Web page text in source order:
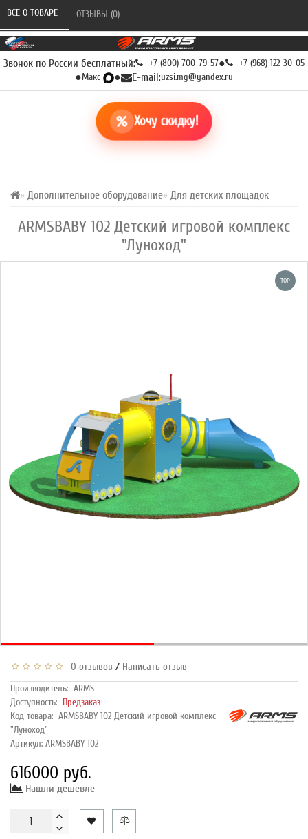
Звонок по России бесплатный: +7 (800) 700-79-57● +7 (968) 122-30-05
●Макс ● E-mail:uzsi.mg@yandex.ru
Хочу скидку!
Дополнительное оборудование Для детских площадок
ARMSBABY 102 Детский игровой комплекс
"Луноход"
ВСЕ О ТОВАРЕ ОТЗЫВЫ (0)
TOP
0 отзывов / Написать отзыв
Производитель: ARMS
Доступность: Предзаказ
Код товара: ARMSBABY 102 Детский игровой комплекс
"Луноход"
Артикул: ARMSBABY 102
616000 руб.
Нашли дешевле